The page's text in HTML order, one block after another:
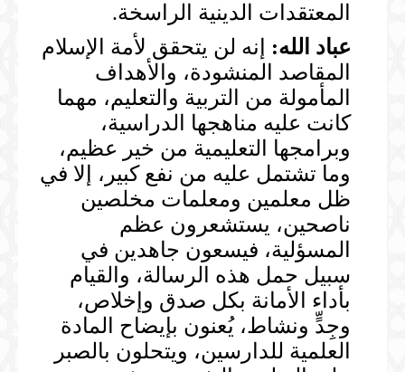
المعتقدات الدينية الراسخة.
عباد الله: إنه لن يتحقق لأمة الإسلام
المقاصد المنشودة، والأهداف
المأمولة من التربية والتعليم، مهما
كانت عليه مناهجها الدراسية،
وبرامجها التعليمية من خير عظيم،
وما تشتمل عليه من نفع كبير، إلا في
ظل معلمين ومعلمات مخلصين
ناصحين، يستشعرون عظم
المسؤلية، فيسعون جاهدين في
سبيل حمل هذه الرسالة، والقيام
بأداء الأمانة بكل صدق وإخلاص،
وجِدٍّ ونشاط، يُعنون بإيضاح المادة
العلمية للدارسين، ويتحلون بالصبر